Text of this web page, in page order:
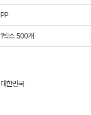
PP
1박스 500개
대한민국